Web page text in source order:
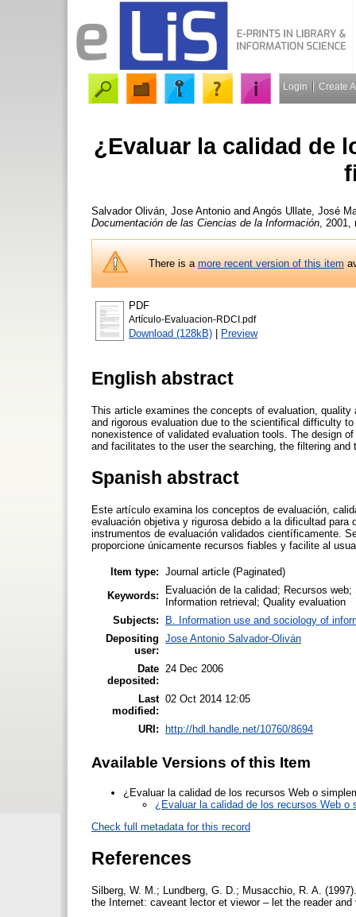
Login Create
¿Evaluar la calidad de
Salvador Oliván, Jose Antonio and Angós Ullate, José
Documentación de las Ciencias de la Información ,
There is amore recent version of this item
PDF
Artículo-Evaluacion-RDCI.pdf
Download (128kB) Preview
English abstract
This article examines the concepts of evaluation,
and rigorous evaluation due to the scientifical difficulty
nonexistence of validated evaluation tools. The design
and facilitates to the user the searching, the filtering
Spanish abstract
Este artículo examina los conceptos de evaluación,
evaluación objetiva y rigurosa debido a la dificultad
instrumentos de evaluación validados científicamente.
proporcione únicamente recursos fiables y facilite al
Item type: Journal article (Paginated)
Keywords:
Evaluación de la calidad; Recursos
Information retrieval; Quality evaluation
Subjects:
B. Information use and sociology of
Depositing
user:
Jose Antonio Salvador-Oliván
Date
deposited:
24 Dec 2006
Last
modified:
02 Oct 2014 12:05
URI: http://hdl.handle.net/10760/8694
Available Versions of this Item
¿Evaluar la calidad de los recursos Web o
¿Evaluar la calidad de los recursos Web o
Check full metadata for this record
References
Silberg, W. M.; Lundberg, G. D.; Musacchio, R. A.
the Internet: caveant lector et viewor – let the reader